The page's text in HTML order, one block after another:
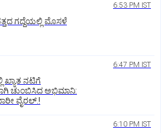
6:53 PM IST
ಗದ್ದೆಯಲ್ಲಿ ಮೊಸಳೆ
6:47 PM IST
ಖ್ಯಾತ ನಟಿಗೆ
ಚುಂಬಿಸಿದ ಅಭಿಮಾನಿ:
ವೈರಲ್.!
6:10 PM IST